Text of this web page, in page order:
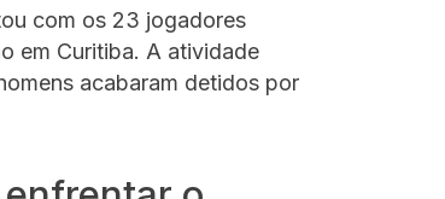
com os 23 jogadores
em Curitiba. A atividade
acabaram detidos por